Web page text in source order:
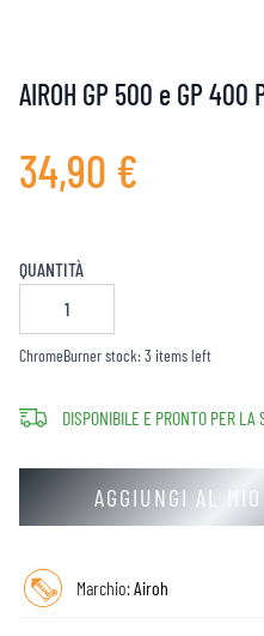
AIROH GP 500 e GP 400
34,90 €
QUANTITÀ
ChromeBurner stock: 3 items left
DISPONIBILE E PRONTO PER LA
AGGIUNGI AL
Marchio:Airoh